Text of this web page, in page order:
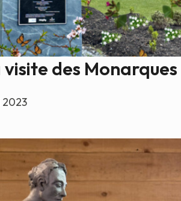
visite des Monarques
2023